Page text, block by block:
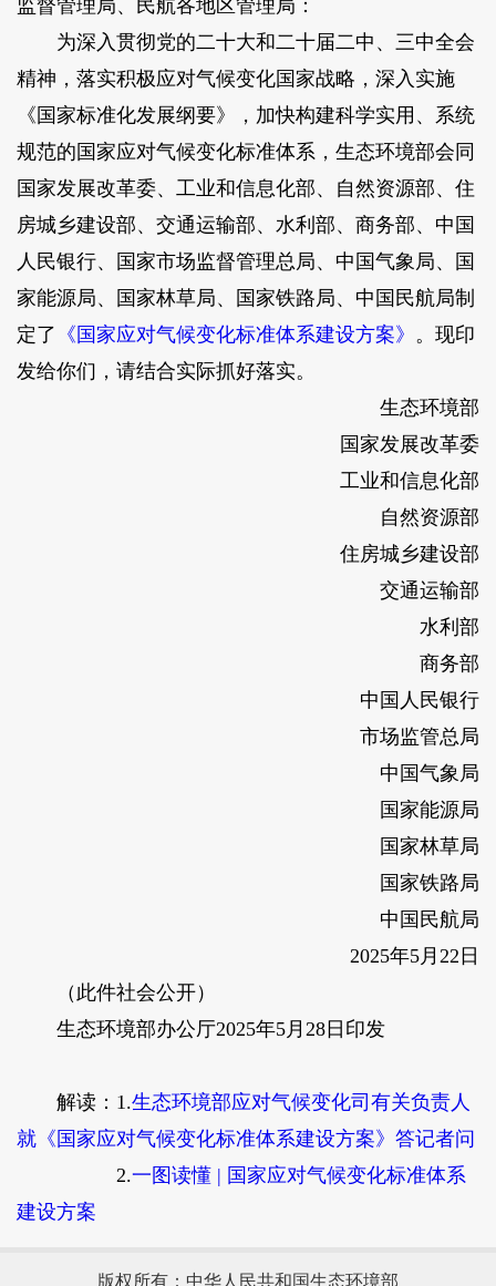
监督管理局、民航各地区管理局：
为深入贯彻党的二十大和二十届二中、三中全会
精神，落实积极应对气候变化国家战略，深入实施
《国家标准化发展纲要》，加快构建科学实用、系统
规范的国家应对气候变化标准体系，生态环境部会同
国家发展改革委、工业和信息化部、自然资源部、住
房城乡建设部、交通运输部、水利部、商务部、中国
人民银行、国家市场监督管理总局、中国气象局、国
家能源局、国家林草局、国家铁路局、中国民航局制
定了 《国家应对气候变化标准体系建设方案》 。现印
发给你们，请结合实际抓好落实。
生态环境部
国家发展改革委
工业和信息化部
自然资源部
住房城乡建设部
交通运输部
水利部
商务部
中国人民银行
市场监管总局
中国气象局
国家能源局
国家林草局
国家铁路局
中国民航局
2025年5月22日
（此件社会公开）
生态环境部办公厅2025年5月28日印发
解读： 1.生态环境部应对气候变化司有关负责人
就《国家应对气候变化标准体系建设方案》答记者问
2.一图读懂 | 国家应对气候变化标准体系
建设方案
版权所有：中华人民共和国生态环境部